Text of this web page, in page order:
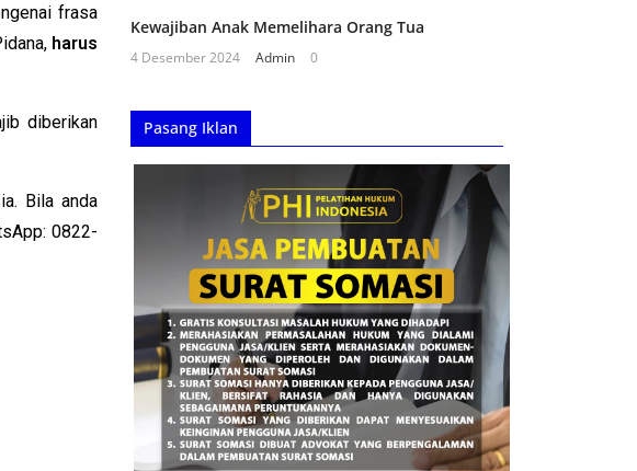
frasa
harus
diberikan
Bila anda
0822-
Kewajiban Anak Memelihara Orang Tua
4 Desember 2024 Admin 0
Pasang Iklan